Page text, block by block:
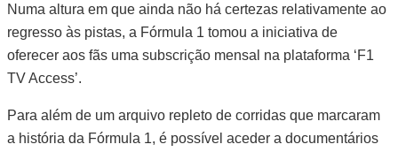
Numa altura em que ainda não há certezas relativamente ao
regresso às pistas, a Fórmula 1 tomou a iniciativa de
oferecer aos fãs uma subscrição mensal na plataforma ‘F1
TV Access’.
Para além de um arquivo repleto de corridas que marcaram
a história da Fórmula 1, é possível aceder a documentários